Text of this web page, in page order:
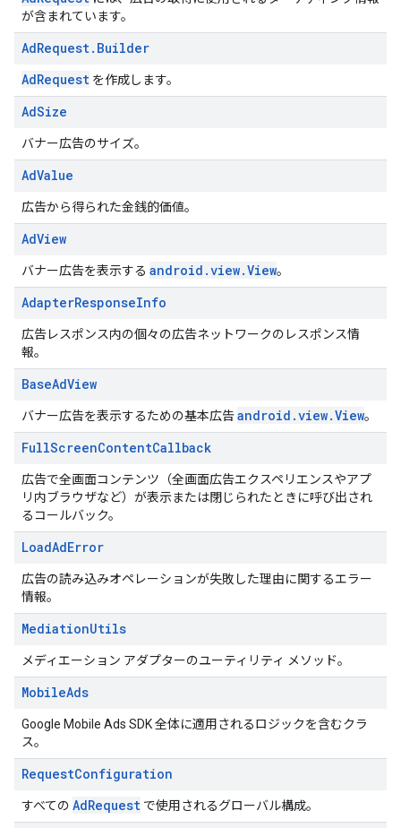
が含まれています。
AdRequest. Builder
AdRequest を作成します。
AdSize
バナー広告のサイズ。
AdValue
広告から得られた金銭的価値。
AdView
バナー広告を表示する android.view.View。
AdapterResponseInfo
広告レスポンス内の個々の広告ネットワークのレスポンス情
報。
BaseAdView
バナー広告を表示するための基本広告android.view.View。
FullScreenContentCallback
広告で全画面コンテンツ（全画面広告エクスペリエンスやアプ
リ内ブラウザなど）が表示または閉じられたときに呼び出され
るコールバック。
LoadAdError
広告の読み込みオペレーションが失敗した理由に関するエラー
情報。
MediationUtils
メディエーション アダプターのユーティリティ メソッド。
MobileAds
Google Mobile Ads SDK 全体に適用されるロジックを含むクラ
ス。
RequestConfiguration
すべての AdRequest で使用されるグローバル構成。